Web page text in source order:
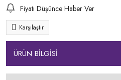
Fiyatı Düşünce Haber Ver
Karşılaştır
ÜRÜN BİLGİSİ